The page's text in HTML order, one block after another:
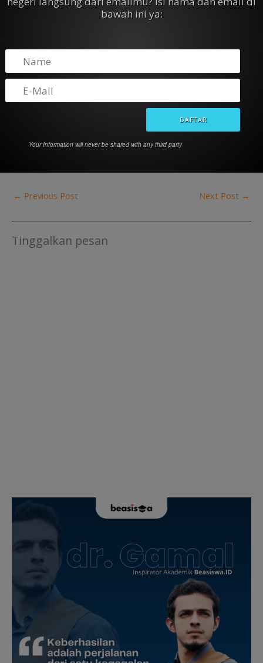
Beasiswa Riset di King
March 15, 2019
Beasiswa AAUW di
Universitas AS untuk Wanita
Beasiswa Pendidikan dan
Pelatihan Vokasi di Australia
← Previous Post Next Post →
Tinggalkan pesan
bawah ini ya:
Your Information will never be shared with any third party